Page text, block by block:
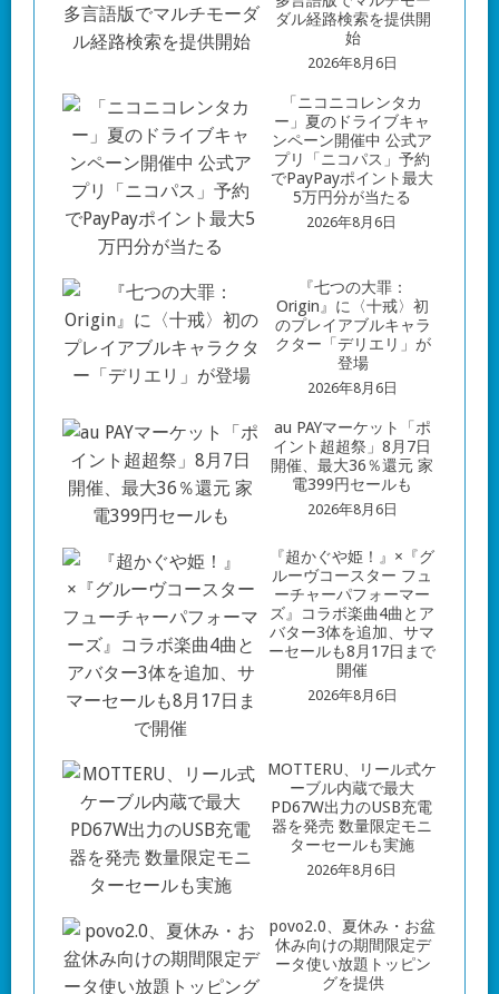
ダル経路検索を提供開
始
2026年8月6日
「ニコニコレンタカ
ー」夏のドライブキャ
ンペーン開催中 公式ア
プリ「ニコパス」予約
でPayPayポイント最大
5万円分が当たる
2026年8月6日
『七つの大罪：
Origin』に〈十戒〉初
のプレイアブルキャラ
クター「デリエリ」が
登場
2026年8月6日
au PAYマーケット「ポ
イント超超祭」8月7日
開催、最大36％還元 家
電399円セールも
2026年8月6日
『超かぐや姫！』×『グ
ルーヴコースター フュ
ーチャーパフォーマー
ズ』コラボ楽曲4曲とア
バター3体を追加、サマ
ーセールも8月17日まで
開催
2026年8月6日
MOTTERU、リール式ケ
ーブル内蔵で最大
PD67W出力のUSB充電
器を発売 数量限定モニ
ターセールも実施
2026年8月6日
povo2.0、夏休み・お盆
休み向けの期間限定デ
ータ使い放題トッピン
グを提供